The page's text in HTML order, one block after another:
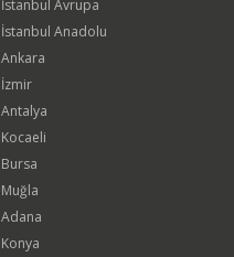
İstanbul Avrupa
İstanbul Anadolu
Ankara
İzmir
Antalya
Kocaeli
Bursa
Muğla
Adana
Konya